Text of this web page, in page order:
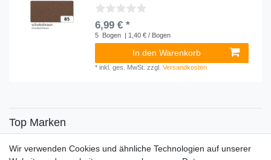
6,99 € *
5 Bogen | 1,40 € / Bogen
In den Warenkorb
*inkl. ges. MwSt. zzgl.Versandkosten
Top Marken
Wir verwenden Cookies und ähnliche Technologien auf unserer